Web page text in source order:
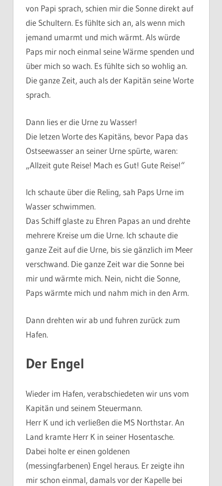
von Papi sprach, schien mir die Sonne direkt auf
die Schultern. Es fühlte sich an, als wenn mich
jemand umarmt und mich wärmt. Als würde
Paps mir noch einmal seine Wärme spenden und
über mich so wach. Es fühlte sich so wohlig an.
Die ganze Zeit, auch als der Kapitän seine Worte
sprach.
Dann lies er die Urne zu Wasser!
Die letzen Worte des Kapitäns, bevor Papa das
Ostseewasser an seiner Urne spürte, waren:
„Allzeit gute Reise! Mach es Gut! Gute Reise!“
Ich schaute über die Reling, sah Paps Urne im
Wasser schwimmen.
Das Schiff glaste zu Ehren Papas an und drehte
mehrere Kreise um die Urne. Ich schaute die
ganze Zeit auf die Urne, bis sie gänzlich im Meer
verschwand. Die ganze Zeit war die Sonne bei
mir und wärmte mich. Nein, nicht die Sonne,
Paps wärmte mich und nahm mich in den Arm.
Dann drehten wir ab und fuhren zurück zum
Hafen.
Der Engel
Wieder im Hafen, verabschiedeten wir uns vom
Kapitän und seinem Steuermann.
Herr K und ich verließen die MS Northstar. An
Land kramte Herr K in seiner Hosentasche.
Dabei holte er einen goldenen
(messingfarbenen) Engel heraus. Er zeigte ihn
mir schon einmal, damals vor der Kapelle bei